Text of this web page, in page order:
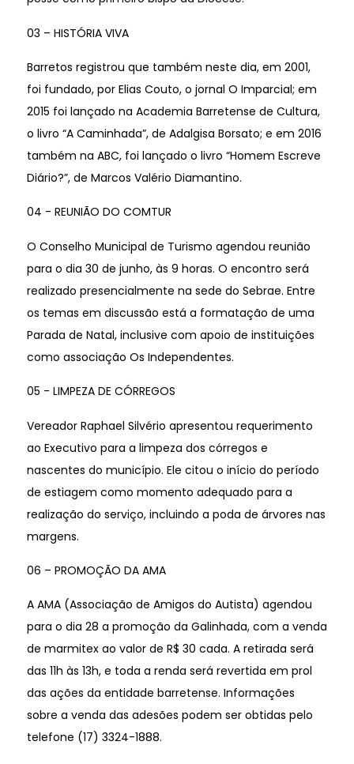
03 – HISTÓRIA VIVA
Barretos registrou que também neste dia, em 2001,
foi fundado, por Elias Couto, o jornal O Imparcial; em
2015 foi lançado na Academia Barretense de Cultura,
o livro “A Caminhada”, de Adalgisa Borsato; e em 2016
também na ABC, foi lançado o livro “Homem Escreve
Diário?”, de Marcos Valério Diamantino.
04 - REUNIÃO DO COMTUR
O Conselho Municipal de Turismo agendou reunião
para o dia 30 de junho, às 9 horas. O encontro será
realizado presencialmente na sede do Sebrae. Entre
os temas em discussão está a formatação de uma
Parada de Natal, inclusive com apoio de instituições
como associação Os Independentes.
05 - LIMPEZA DE CÓRREGOS
Vereador Raphael Silvério apresentou requerimento
ao Executivo para a limpeza dos córregos e
nascentes do município. Ele citou o início do período
de estiagem como momento adequado para a
realização do serviço, incluindo a poda de árvores nas
margens.
06 – PROMOÇÃO DA AMA
A AMA (Associação de Amigos do Autista) agendou
para o dia 28 a promoção da Galinhada, com a venda
de marmitex ao valor de R$ 30 cada. A retirada será
das 11h às 13h, e toda a renda será revertida em prol
das ações da entidade barretense. Informações
sobre a venda das adesões podem ser obtidas pelo
telefone (17) 3324-1888.